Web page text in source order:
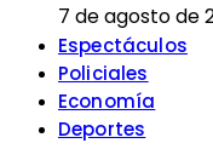
7 de agosto de
Espectáculos
Policiales
Economía
Deportes